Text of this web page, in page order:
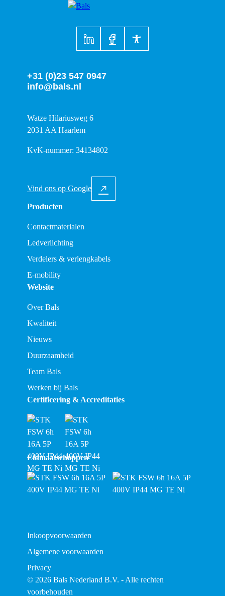
+31 (0)23 547 0947
info@bals.nl
Watze Hilariusweg 6
2031 AA Haarlem
KvK-nummer: 34134802
Vind ons op Google
Producten
Contactmaterialen
Ledverlichting
Verdelers & verlengkabels
E-mobility
Website
Over Bals
Kwaliteit
Nieuws
Duurzaamheid
Team Bals
Werken bij Bals
Certificering & Accreditaties
Lidmaatschappen
Inkoopvoorwaarden
Algemene voorwaarden
Privacy
© 2026 Bals Nederland B.V. - Alle rechten
voorbehouden